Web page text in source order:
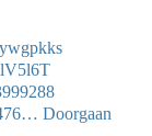
Doorgaan